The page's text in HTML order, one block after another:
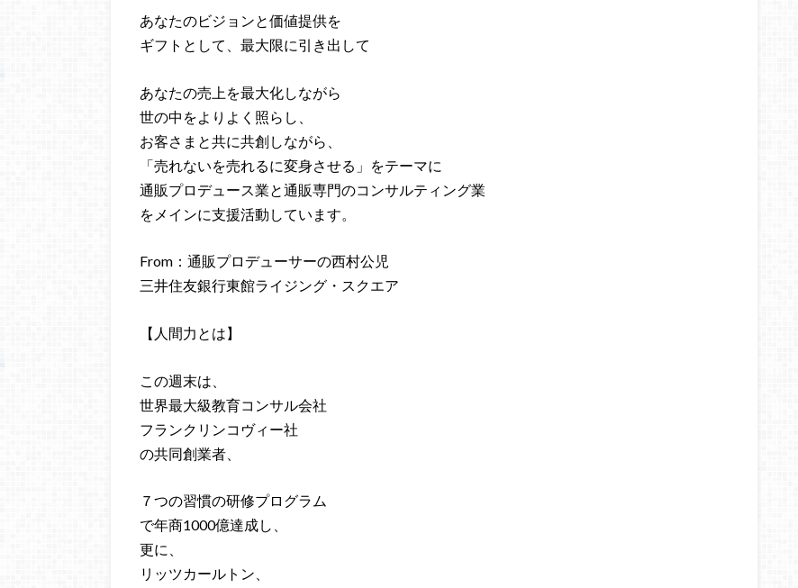
あなたのビジョンと価値提供を
ギフトとして、最大限に引き出して
あなたの売上を最大化しながら
世の中をよりよく照らし、
お客さまと共に共創しながら、
「売れないを売れるに変身させる」をテーマに
通販プロデュース業と通販専門のコンサルティング業
をメインに支援活動しています。
From：通販プロデューサーの西村公児
三井住友銀行東館ライジング・スクエア
【人間力とは】
この週末は、
世界最大級教育コンサル会社
フランクリンコヴィー社
の共同創業者、
７つの習慣の研修プログラム
で年商1000億達成し、
更に、
リッツカールトン、